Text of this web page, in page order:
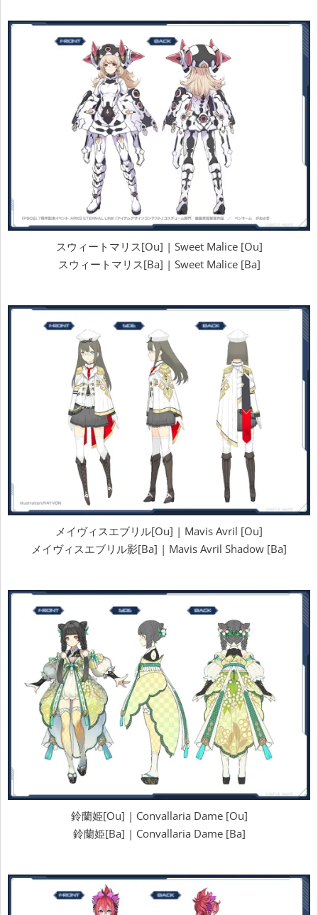
スウィートマリス[Ou] | Sweet Malice [Ou]
スウィートマリス[Ba] | Sweet Malice [Ba]
メイヴィスエブリル[Ou] | Mavis Avril [Ou]
メイヴィスエブリル影[Ba] | Mavis Avril Shadow [Ba]
鈴蘭姫[Ou] | Convallaria Dame [Ou]
鈴蘭姫[Ba] | Convallaria Dame [Ba]